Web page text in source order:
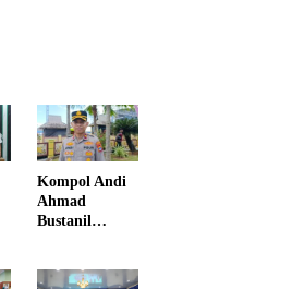
Kompol Andi
Ahmad
Bustanil
Kotabaru Agar